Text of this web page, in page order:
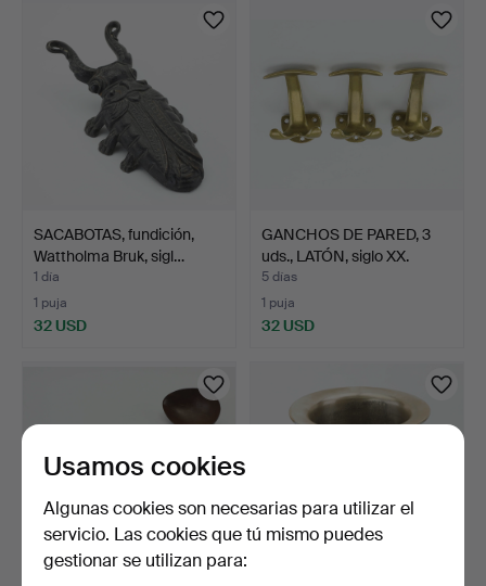
SACABOTAS, fundición,
Wattholma Bruk, sigl…
1 día
1 puja
32 USD
GANCHOS DE PARED, 3
uds., LATÓN, siglo XX.
5 días
1 puja
32 USD
Usamos cookies
Algunas cookies son necesarias para utilizar el
servicio. Las cookies que tú mismo puedes
gestionar se utilizan para: